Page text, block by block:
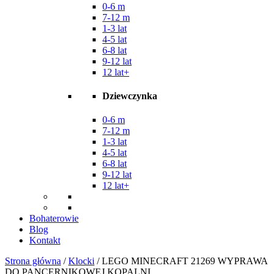
0-6 m
7-12 m
1-3 lat
4-5 lat
6-8 lat
9-12 lat
12 lat+
Dziewczynka
0-6 m
7-12 m
1-3 lat
4-5 lat
6-8 lat
9-12 lat
12 lat+
Bohaterowie
Blog
Kontakt
Strona główna /Klocki / LEGO MINECRAFT 21269 WYPRAWA
DO PANCERNIKOWEJ KOPALNI